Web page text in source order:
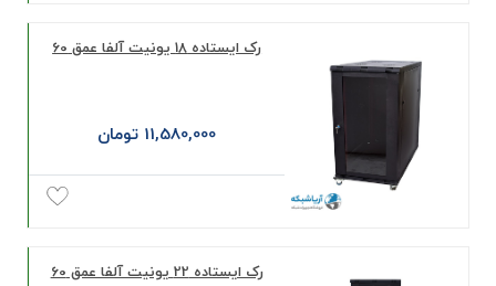
رک ایستاده 18 یونیت آلفا عمق 60
11,580,000 تومان
رک ایستاده 22 یونیت آلفا عمق 60